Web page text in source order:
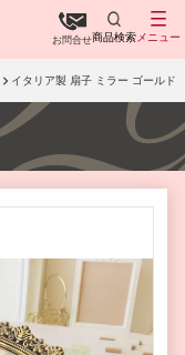
お問合せ商品検索 メニュー
イタリア製 扇子 ミラー ゴールド